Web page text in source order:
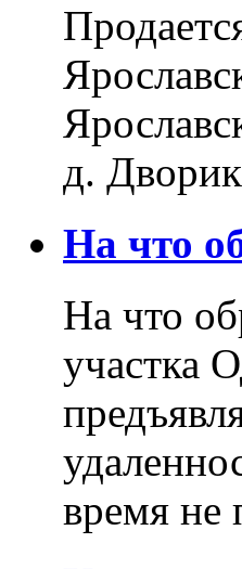
д.
На что
На что
участка
время не